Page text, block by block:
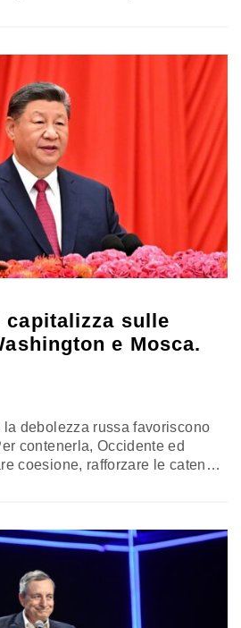
capitalizza sulle
e Mosca.
la debolezza russa favoriscono
contenerla, Occidente ed
coesione, rafforzare le catene